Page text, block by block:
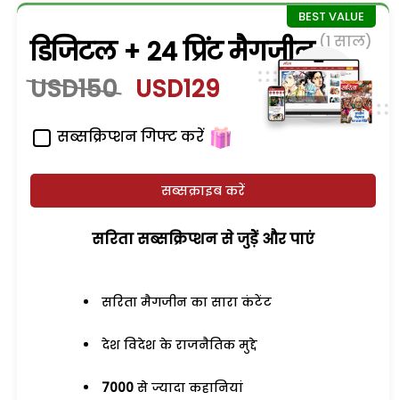
डिजिटल + 24 प्रिंट मैगजीन (1 साल)
USD150 USD129
सब्सक्रिप्शन गिफ्ट करें
सब्सक्राइब करें
सरिता सब्सक्रिप्शन से जुड़ेें और पाएं
सरिता मैगजीन का सारा कंटेंट
देश विदेश के राजनैतिक मुद्दे
7000 से ज्यादा कहानियां